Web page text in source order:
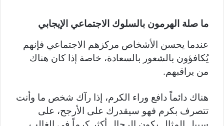
ما صلة الهرمون بالسلوك الاجتماعي الإيجابي
عندما يحسن الأشخاص مركزهم الاجتماعي فإنهم
يُكافؤون بالشعور بالسعادة، خاصة إذا كان هناك
من يراقبهم.
هناك دائماً دافع وراء الكرم، إذا رآك شخص ما وأنت
تتصرف بكرم فهو سيقدرك على الأرجح، على